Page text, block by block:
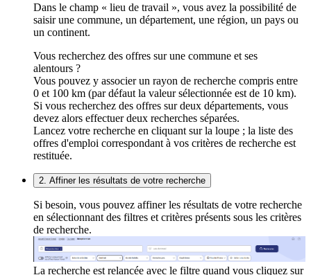
Dans le champ « lieu de travail », vous avez la possibilité de
saisir une commune, un département, une région, un pays ou
un continent.
Vous recherchez des offres sur une commune et ses
alentours ?
Vous pouvez y associer un rayon de recherche compris entre
0 et 100 km (par défaut la valeur sélectionnée est de 10 km).
Si vous recherchez des offres sur deux départements, vous
devez alors effectuer deux recherches séparées.
Lancez votre recherche en cliquant sur la loupe ; la liste des
offres d'emploi correspondant à vos critères de recherche est
restituée.
2. Affiner les résultats de votre recherche
Si besoin, vous pouvez affiner les résultats de votre recherche
en sélectionnant des filtres et critères présents sous les critères
de recherche.
La recherche est relancée avec le filtre quand vous cliquez sur